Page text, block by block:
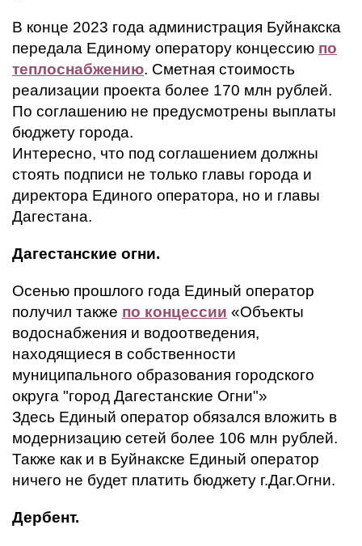
В конце 2023 года администрация Буйнакска
передала Единому оператору концессию по
теплоснабжению. Сметная стоимость
реализации проекта более 170 млн рублей.
По соглашению не предусмотрены выплаты
бюджету города.
Интересно, что под соглашением должны
стоять подписи не только главы города и
директора Единого оператора, но и главы
Дагестана.
Дагестанские огни.
Осенью прошлого года Единый оператор
получил также по концессии «Объекты
водоснабжения и водоотведения,
находящиеся в собственности
муниципального образования городского
округа "город Дагестанские Огни"»
Здесь Единый оператор обязался вложить в
модернизацию сетей более 106 млн рублей.
Также как и в Буйнакске Единый оператор
ничего не будет платить бюджету г.Даг.Огни.
Дербент.